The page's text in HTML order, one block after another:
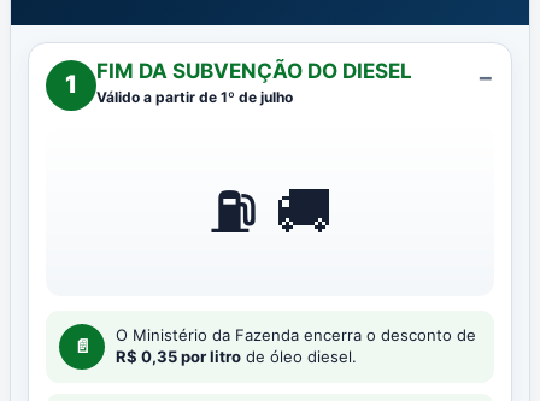
1 FIM DA SUBVENÇÃO DO DIESEL
Válido a partir de 1º de julho
−
⛽ 🚚
📄
O Ministério da Fazenda encerra o desconto de
R$ 0,35 por litro de óleo diesel.